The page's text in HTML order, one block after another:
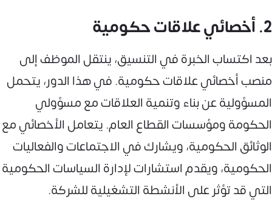
2. أخصائي علاقات حكومية
بعد اكتساب الخبرة في التنسيق، ينتقل الموظف إلى
منصب أخصائي علاقات حكومية. في هذا الدور، يتحمل
المسؤولية عن بناء وتنمية العلاقات مع مسؤولي
الحكومة ومؤسسات القطاع العام. يتعامل الأخصائي مع
الوثائق الحكومية، ويشارك في الاجتماعات والفعاليات
الحكومية، ويقدم استشارات لإدارة السياسات الحكومية
التي قد تؤثر على الأنشطة التشغيلية للشركة.